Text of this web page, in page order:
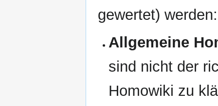
gewertet) werden:
Allgemeine
sind nicht der
Homowiki zu